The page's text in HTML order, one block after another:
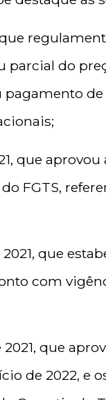
que
parcial do
de
que
FGTS,
2021, que
com
2021, que
de 2022, e